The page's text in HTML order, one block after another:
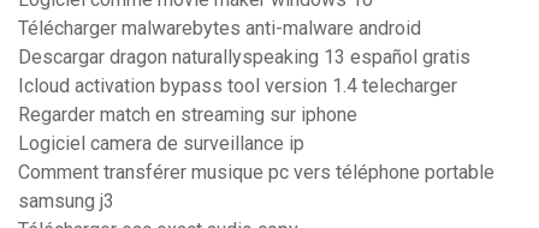
Télécharger malwarebytes anti-malware android
Descargar dragon naturallyspeaking 13 español gratis
Icloud activation bypass tool version 1.4 telecharger
Regarder match en streaming sur iphone
Logiciel camera de surveillance ip
Comment transférer musique pc vers téléphone portable
samsung j3